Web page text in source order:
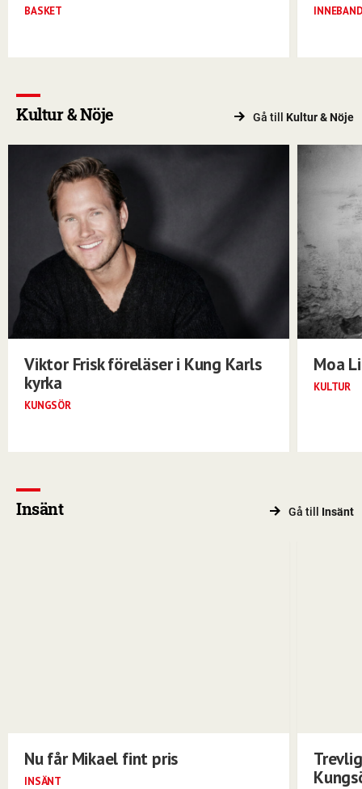
BASKET
Kultur & Nöje Gå till Kultur & Nöje
Viktor Frisk föreläser i Kung Karls
kyrka
KUNGSÖR
Moa
KULTUR
Insänt Gå till Insänt
Nu får Mikael fint pris
INSÄNT